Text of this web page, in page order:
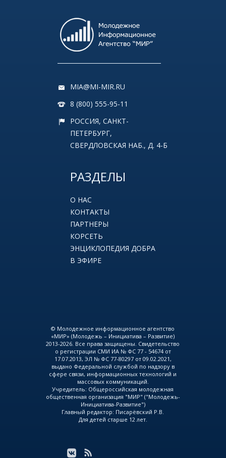
MIA@MI-MIR.RU
8 (800) 555-95-11
РОССИЯ, САНКТ-
ПЕТЕРБУРГ,
СВЕРДЛОВСКАЯ НАБ., Д. 4-Б
РАЗДЕЛЫ
О НАС
КОНТАКТЫ
ПАРТНЕРЫ
КОРСЕТЬ
ЭНЦИКЛОПЕДИЯ ДОБРА
В ЭФИРЕ
© Молодежное информационное агентство
«МИР» (Молодежь – Инициатива – Развитие)
2013-2026. Все права защищены. Свидетельство
о регистрации СМИ ИА № ФС 77 - 54674 от
17.07.2013, ЭЛ № ФС 77-80297 от 09.02.2021,
выдано Федеральной службой по надзору в
сфере связи, информационных технологий и
массовых коммуникаций.
Учредитель: Общероссийская молодежная
общественная организация "МИР" ("Молодежь-
Инициатива-Развитие")
Главный редактор: Писарёвский Р.В.
Для детей старше 12 лет.